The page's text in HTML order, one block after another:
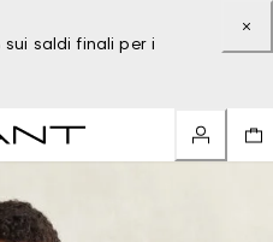
saldi finali per i